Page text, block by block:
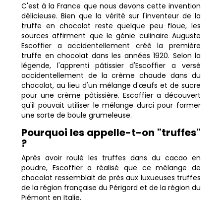
C'est à la France que nous devons cette invention
délicieuse. Bien que la vérité sur l'inventeur de la
truffe en chocolat reste quelque peu floue, les
sources affirment que le génie culinaire Auguste
Escoffier a accidentellement créé la première
truffe en chocolat dans les années 1920. Selon la
légende, l'apprenti pâtissier d'Escoffier a versé
accidentellement de la crème chaude dans du
chocolat, au lieu d'un mélange d'œufs et de sucre
pour une crème pâtissière. Escoffier a découvert
qu'il pouvait utiliser le mélange durci pour former
une sorte de boule grumeleuse.
Pourquoi les appelle-t-on "truffes"
?
Après avoir roulé les truffes dans du cacao en
poudre, Escoffier a réalisé que ce mélange de
chocolat ressemblait de près aux luxueuses truffes
de la région française du Périgord et de la région du
Piémont en Italie.